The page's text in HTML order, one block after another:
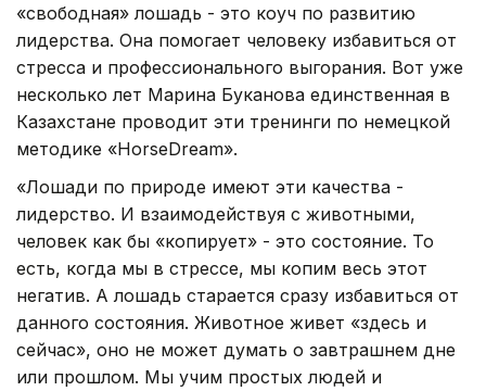
«свободная» лошадь - это коуч по развитию
лидерства. Она помогает человеку избавиться от
стресса и профессионального выгорания. Вот уже
несколько лет Марина Буканова единственная в
Казахстане проводит эти тренинги по немецкой
методике «HorseDream».
«Лошади по природе имеют эти качества -
лидерство. И взаимодействуя с животными,
человек как бы «копирует» - это состояние. То
есть, когда мы в стрессе, мы копим весь этот
негатив. А лошадь старается сразу избавиться от
данного состояния. Животное живет «здесь и
сейчас», оно не может думать о завтрашнем дне
или прошлом. Мы учим простых людей и